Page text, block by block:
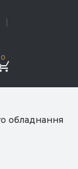
0
обладнання